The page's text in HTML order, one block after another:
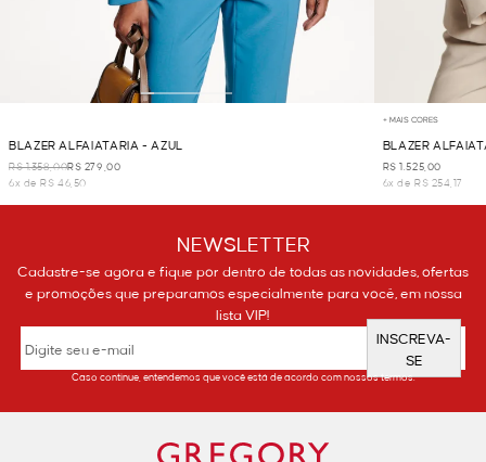
BLAZER ALFAIATARIA - AZUL
R$ 1.358,00R$ 279,00
6x de R$ 46,50
+ MAIS CORES
BLAZER
R$ 1.525,00
6x de R$ 254,17
NEWSLETTER
Cadastre-se agora e fique por dentro de todas as novidades, ofertas
e promoções que preparamos especialmente para você, em nossa
lista VIP!
INSCREVA-
SE
Caso continue, entendemos que você está de acordo com nossos termos.